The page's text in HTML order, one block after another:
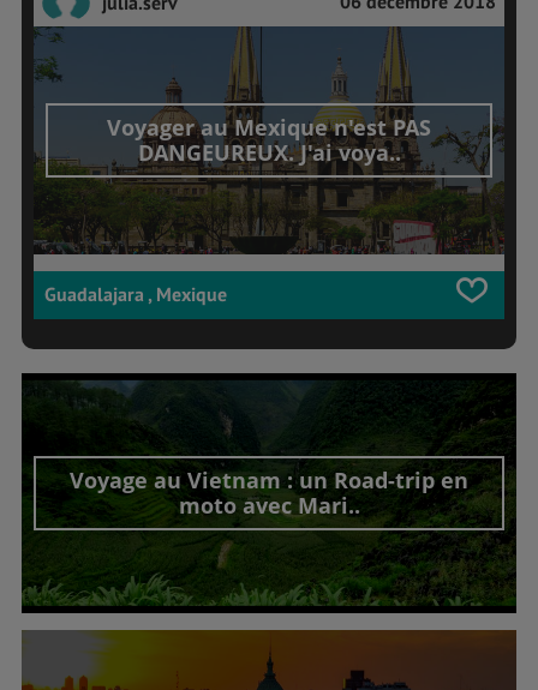
Voyager au Mexique n'est PAS
DANGEUREUX. J'ai voya..
Guadalajara , Mexique
Voyage au Vietnam : un Road-trip en
moto avec Mari..
Découvrir cet interview